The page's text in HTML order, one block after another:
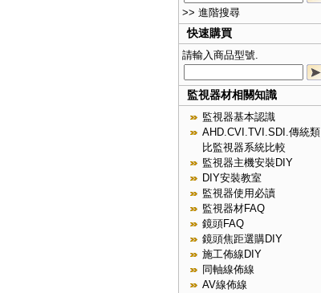
>> 進階搜尋
快速購買
請輸入商品型號.
監視器材相關知識
監視器基本認識
AHD.CVI.TVI.SDI.傳統類
比監視器系統比較
監視器主機安裝DIY
DIY安裝教室
監視器使用必讀
監視器材FAQ
鏡頭FAQ
鏡頭焦距選購DIY
施工佈線DIY
同軸線佈線
AV線佈線